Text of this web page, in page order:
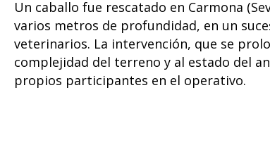
Un caballo fue rescatado en Carmona
varios metros de profundidad, en un
veterinarios. La intervención, que se
complejidad del terreno y al estado del
propios participantes en el operativo.